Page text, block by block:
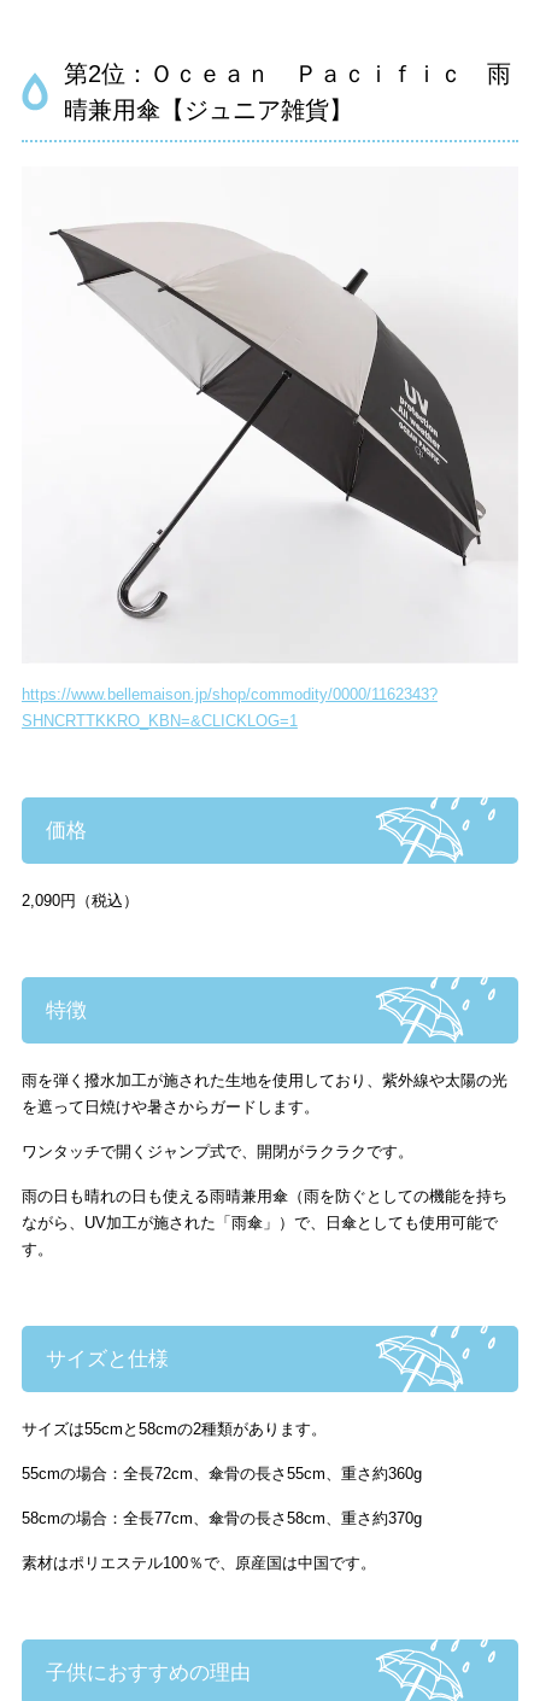
第2位：Ｏｃｅａｎ Ｐａｃｉｆｉｃ 雨
晴兼用傘【ジュニア雑貨】
https://www.bellemaison.jp/shop/commodity/0000/1162343?
SHNCRTTKKRO_KBN=&CLICKLOG=1
価格
2,090円（税込）
特徴
雨を弾く撥水加工が施された生地を使用しており、紫外線や太陽の光
を遮って日焼けや暑さからガードします。
ワンタッチで開くジャンプ式で、開閉がラクラクです。
雨の日も晴れの日も使える雨晴兼用傘（雨を防ぐとしての機能を持ち
ながら、UV加工が施された「雨傘」） で、日傘としても使用可能で
す。
サイズと仕様
サイズは55cmと58cmの2種類があります。
55cmの場合：全長72cm、傘骨の長さ55cm、重さ約360g
58cmの場合：全長77cm、傘骨の長さ58cm、重さ約370g
素材はポリエステル100％で、原産国は中国です。
子供におすすめの理由